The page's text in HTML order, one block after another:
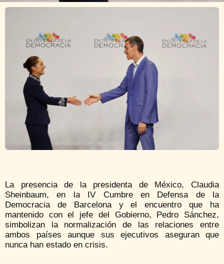
La presencia de la presidenta de México, Claudia
Sheinbaum, en la IV Cumbre en Defensa de la
Democracia de Barcelona y el encuentro que ha
mantenido con el jefe del Gobierno, Pedro Sánchez,
simbolizan la normalización de las relaciones entre
ambos países aunque sus ejecutivos aseguran que
nunca han estado en crisis.